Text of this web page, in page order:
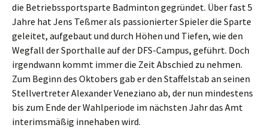
die Betriebssportsparte Badminton gegründet. Über fast 5
Jahre hat Jens Teßmer als passionierter Spieler die Sparte
geleitet, aufgebaut und durch Höhen und Tiefen, wie den
Wegfall der Sporthalle auf der DFS-Campus, geführt. Doch
irgendwann kommt immer die Zeit Abschied zu nehmen.
Zum Beginn des Oktobers gab er den Staffelstab an seinen
Stellvertreter Alexander Veneziano ab, der nun mindestens
bis zum Ende der Wahlperiode im nächsten Jahr das Amt
interimsmäßig innehaben wird.